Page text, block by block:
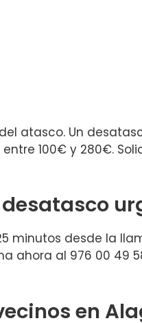
atasco. Un
100€ y 280€.
minutos desde la
ahora al 976 00 49
en